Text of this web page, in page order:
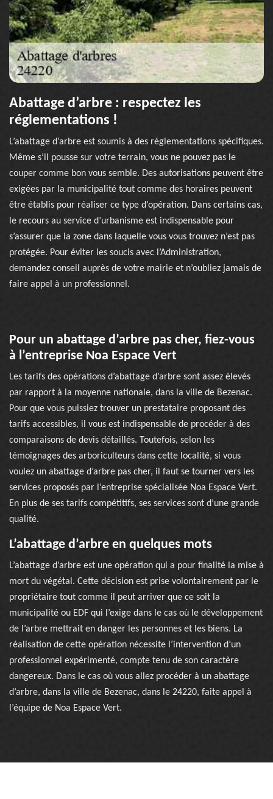
Abattage d’arbre : respectez les
réglementations !
L’abattage d’arbre est soumis à des réglementations spécifiques.
Même s’il pousse sur votre terrain, vous ne pouvez pas le
couper comme bon vous semble. Des autorisations peuvent être
exigées par la municipalité tout comme des horaires peuvent
être établis pour réaliser ce type d’opération. Dans certains cas,
le recours au service d’urbanisme est indispensable pour
s’assurer que la zone dans laquelle vous vous trouvez n’est pas
protégée. Pour éviter les soucis avec l’Administration,
demandez conseil auprès de votre mairie et n’oubliez jamais de
faire appel à un professionnel.
Pour un abattage d’arbre pas cher, fiez-vous
à l’entreprise Noa Espace Vert
Les tarifs des opérations d’abattage d’arbre sont assez élevés
par rapport à la moyenne nationale, dans la ville de Bezenac.
Pour que vous puissiez trouver un prestataire proposant des
tarifs accessibles, il vous est indispensable de procéder à des
comparaisons de devis détaillés. Toutefois, selon les
témoignages des arboriculteurs dans cette localité, si vous
voulez un abattage d’arbre pas cher, il faut se tourner vers les
services proposés par l’entreprise spécialisée Noa Espace Vert.
En plus de ses tarifs compétitifs, ses services sont d’une grande
qualité.
L’abattage d’arbre en quelques mots
L’abattage d’arbre est une opération qui a pour finalité la mise à
mort du végétal. Cette décision est prise volontairement par le
propriétaire tout comme il peut arriver que ce soit la
municipalité ou EDF qui l’exige dans le cas où le développement
de l’arbre mettrait en danger les personnes et les biens. La
réalisation de cette opération nécessite l’intervention d’un
professionnel expérimenté, compte tenu de son caractère
dangereux. Dans le cas où vous allez procéder à un abattage
d’arbre, dans la ville de Bezenac, dans le 24220, faite appel à
l’équipe de Noa Espace Vert.